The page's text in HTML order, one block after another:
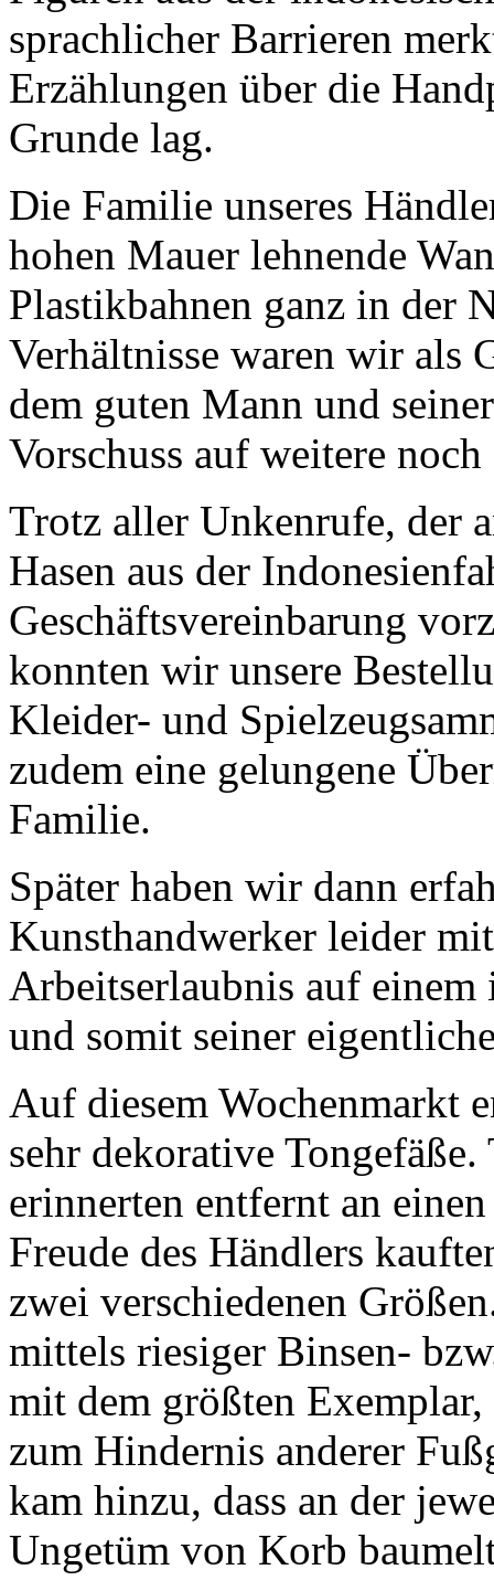
sprachlicher Barrieren
Erzählungen über die
Grunde lag.
Die Familie unseres
hohen Mauer lehnende
Plastikbahnen ganz in der
Verhältnisse waren wir als
dem guten Mann und
Vorschuss auf weitere
Trotz aller Unkenrufe, der
Hasen aus der
Geschäftsvereinbarung
konnten wir unsere
Kleider- und
zudem eine gelungene
Familie.
Später haben wir dann
Kunsthandwerker leider
Arbeitserlaubnis auf
und somit seiner
Auf diesem Wochenmarkt
sehr dekorative
erinnerten entfernt an
Freude des Händlers
zwei verschiedenen
mittels riesiger Binsen-
mit dem größten
zum Hindernis anderer
kam hinzu, dass an der
Ungetüm von Korb